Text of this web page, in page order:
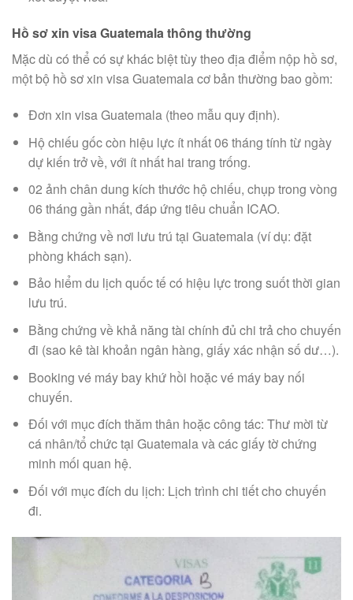
Hồ sơ xin visa Guatemala thông thường
Mặc dù có thể có sự khác biệt tùy theo địa điểm nộp hồ sơ,
một bộ hồ sơ xin visa Guatemala cơ bản thường bao gồm:
Đơn xin visa Guatemala (theo mẫu quy định).
Hộ chiếu gốc còn hiệu lực ít nhất 06 tháng tính từ ngày
dự kiến trở về, với ít nhất hai trang trống.
02 ảnh chân dung kích thước hộ chiếu, chụp trong vòng
06 tháng gần nhất, đáp ứng tiêu chuẩn ICAO.
Bằng chứng về nơi lưu trú tại Guatemala (ví dụ: đặt
phòng khách sạn).
Bảo hiểm du lịch quốc tế có hiệu lực trong suốt thời gian
lưu trú.
Bằng chứng về khả năng tài chính đủ chi trả cho chuyến
đi (sao kê tài khoản ngân hàng, giấy xác nhận số dư…).
Booking vé máy bay khứ hồi hoặc vé máy bay nối
chuyến.
Đối với mục đích thăm thân hoặc công tác: Thư mời từ
cá nhân/tổ chức tại Guatemala và các giấy tờ chứng
minh mối quan hệ.
Đối với mục đích du lịch: Lịch trình chi tiết cho chuyến
đi.